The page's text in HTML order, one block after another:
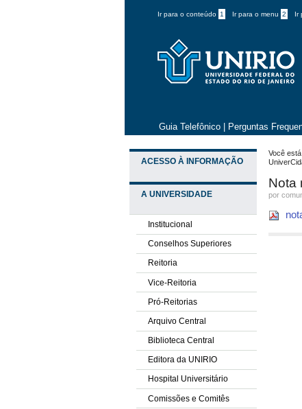
Ir para o conteúdo 1 Ir para o menu 2 Ir
Guia Telefônico Perguntas
ACESSO À INFORMAÇÃO
A UNIVERSIDADE
Institucional
Conselhos Superiores
Reitoria
Vice-Reitoria
Pró-Reitorias
Arquivo Central
Biblioteca Central
Editora da UNIRIO
Hospital Universitário
Comissões e Comitês
Você
Nota
por